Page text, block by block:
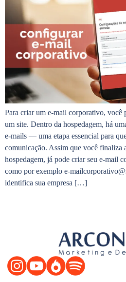
Para criar um e-mail corporativo, você
um site. Dentro da hospedagem, há
e-mails — uma etapa essencial para
comunicação. Assim que você finaliza
hospedagem, já pode criar seu e-mail
como por exemplo e-
identifica sua empresa […]